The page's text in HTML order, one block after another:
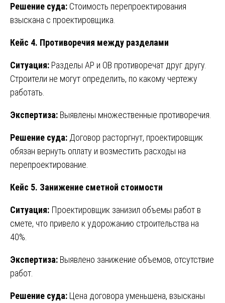
Решение суда: Стоимость перепроектирования
взыскана с проектировщика.
Кейс 4. Противоречия между разделами
Ситуация: Разделы АР и ОВ противоречат друг другу.
Строители не могут определить, по какому чертежу
работать.
Экспертиза: Выявлены множественные противоречия.
Решение суда: Договор расторгнут, проектировщик
обязан вернуть оплату и возместить расходы на
перепроектирование.
Кейс 5. Занижение сметной стоимости
Ситуация: Проектировщик занизил объемы работ в
смете, что привело к удорожанию строительства на
40%.
Экспертиза: Выявлено занижение объемов, отсутствие
работ.
Решение суда: Цена договора уменьшена, взысканы